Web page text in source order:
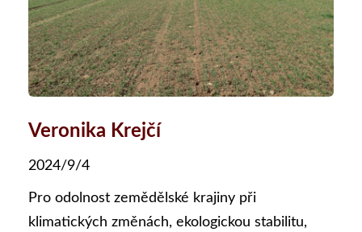
Veronika Krejčí
2024/9/4
Pro odolnost zemědělské krajiny při
klimatických změnách, ekologickou stabilitu,